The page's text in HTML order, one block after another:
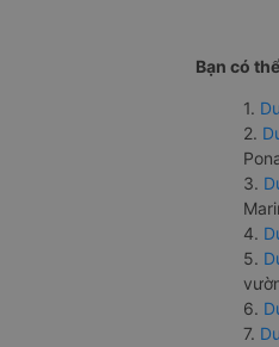
Bạn có
1.
2.
3.
4.
5.
6.
7.